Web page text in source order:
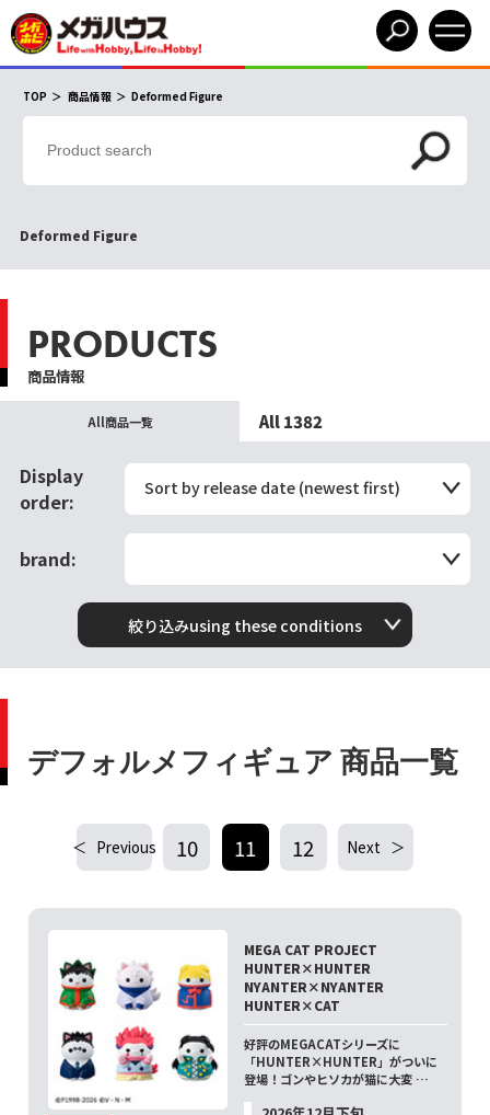
TOP 商品情報 Deformed Figure
Deformed Figure
PRODUCTS
商品情報
All商品一覧 All 1382
Display
order:
Sort by release date (newest first)
brand:
絞り込みusing these conditions
デフォルメフィギュア 商品一覧
Previous 10 11 12 Next
MEGA CAT PROJECT
HUNTER×HUNTER
NYANTER×NYANTER
HUNTER×CAT
好評のMEGACATシリーズに
「HUNTER×HUNTER」がついに
登場！ゴンやヒソカが猫に大変 …